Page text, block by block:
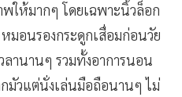
ให้มากๆ โดยเฉพาะนิ้วล็อก
มอนรองกระดูกเสื่อมก่อนวัย
านานๆ รวมทั้งอาการนอน
มัวแต่นั่งเล่นมือถือนานๆ ไม่